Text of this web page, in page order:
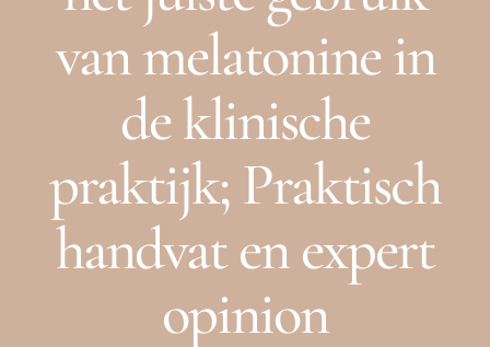
van melatonine in
de klinische
praktijk; Praktisch
handvat en expert
opinion